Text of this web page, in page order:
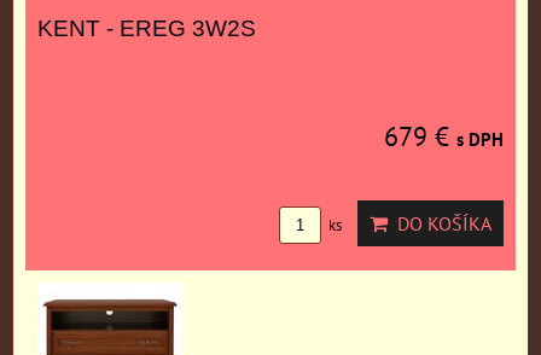
KENT - EREG 3W2S
679 € s DPH
ks DO KOŠÍKA